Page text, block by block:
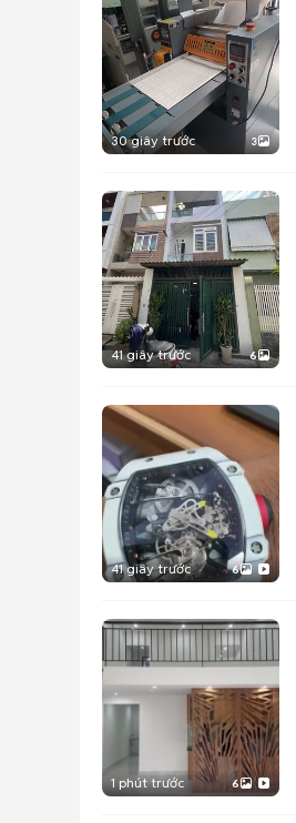
30 giây trước 3
41 giây trước 6
41 giây trước 6
1 phút trước 6